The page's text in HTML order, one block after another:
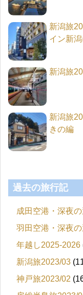
新潟旅
イン新
新潟旅
新潟旅
きの編
過去の旅行記
成田空港・深夜
羽田空港・深夜
年越し2025-2026
新潟旅2023/03
神戸旅2023/02